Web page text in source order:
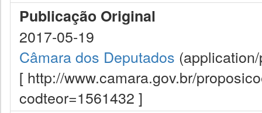
Publicação Original
2017-05-19
Câmara dos Deputados
[ http://www.camara.gov.br/
codteor=1561432 ]